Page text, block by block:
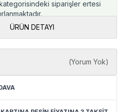
siparişler ertesi
ÜRÜN DETAYI
(Yorum Yok)